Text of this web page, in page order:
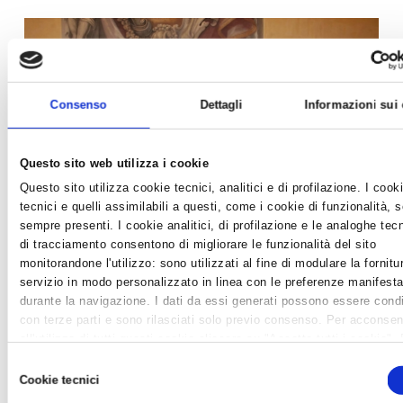
Consenso Dettagli Informazioni sui
Questo sito web utilizza i cookie
Questo sito utilizza cookie tecnici, analitici e di profilazione. I
tecnici e quelli assimilabili a questi, come i cookie di funzionalità,
sempre presenti. I cookie analitici, di profilazione e le analoghe
di tracciamento consentono di migliorare le funzionalità del sito
monitorandone l'utilizzo: sono utilizzati al fine di modulare la
servizio in modo personalizzato in linea con le preferenze
durante la navigazione. I dati da essi generati possono essere
con terze parti e sono rilasciati solo previo consenso. Per
cookie". Cliccare su "Usa solo cookie tecnici" comporta il
impostazioni di default e dunque la continuazione della navigazione
delCookie tecnici
News /Varie